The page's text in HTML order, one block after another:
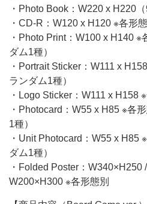
・Photo Book：W220 x H220
・CD-R：W120 x H120 ※各形
・Photo Print：W100 x H140
ダム1種）
・Portrait Sticker：W111 x
ランダム1種）
・Logo Sticker：W111 x H158
・Photocard：W55 x H85 ※各
1種）
・Unit Photocard：W55 x H85
ダム1種）
・Folded Poster：W340×H250
W200×H300 ※各形態別